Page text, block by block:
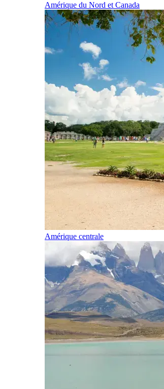
Amérique du Nord et Canada
Amérique centrale